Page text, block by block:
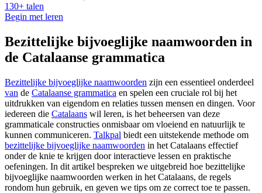
130+ talen
Begin met leren
Bezittelijke bijvoeglijke naamwoorden in
de Catalaanse grammatica
Bezittelijke bijvoeglijke naamwoorden zijn een essentieel onderdeel
van de Catalaanse grammatica en spelen een cruciale rol bij het
uitdrukken van eigendom en relaties tussen mensen en dingen. Voor
iedereen die Catalaans wil leren, is het beheersen van deze
grammaticale constructies onmisbaar om vloeiend en natuurlijk te
kunnen communiceren. Talkpal biedt een uitstekende methode om
bezittelijke bijvoeglijke naamwoorden in het Catalaans effectief
onder de knie te krijgen door interactieve lessen en praktische
oefeningen. In dit artikel bespreken we uitgebreid hoe bezittelijke
bijvoeglijke naamwoorden werken in het Catalaans, de regels
rondom hun gebruik, en geven we tips om ze correct toe te passen.